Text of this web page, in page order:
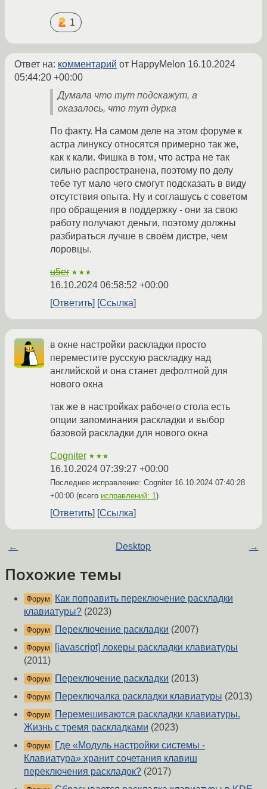
1
Ответ на: комментарий от HappyMelon 16.10.2024
05:44:20 +00:00
Думала что тут подскажут, а
оказалось, что тут дурка
По факту. На самом деле на этом форуме к
астра линуксу относятся примерно так же,
как к кали. Фишка в том, что астра не так
сильно распространена, поэтому по делу
тебе тут мало чего смогут подсказать в виду
отсутствия опыта. Ну и соглашусь с советом
про обращения в поддержку - они за свою
работу получают деньги, поэтому должны
разбираться лучше в своём дистре, чем
лоровцы.
u5er ★★★
16.10.2024 06:58:52 +00:00
Ответить
Ссылка
в окне настройки раскладки просто
переместите русскую раскладку над
английской и она станет дефолтной для
нового окна
так же в настройках рабочего стола есть
опции запоминания раскладки и выбор
базовой раскладки для нового окна
Cogniter ★★★
16.10.2024 07:39:27 +00:00
Последнее исправление: Cogniter 16.10.2024 07:40:28
+00:00 (всего исправлений: 1)
Ответить Ссылка
← Desktop →
Похожие темы
Форум
Как поправить переключение раскладки
клавиатуры? (2023)
Форум Переключение раскладки (2007)
Форум
[javascript] локеры раскладки клавиатуры
(2011)
Форум Переключение раскладки (2013)
Форум Переключалка раскладки клавиатуры (2013)
Форум
Перемешиваются раскладки клавиатуры.
Жизнь с тремя раскладками (2023)
Форум
Где «Модуль настройки системы -
Клавиатура» хранит сочетания клавиш
переключения раскладок? (2017)